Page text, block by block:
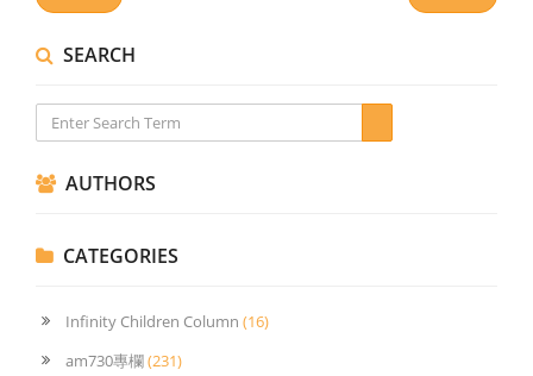
SEARCH
AUTHORS
CATEGORIES
Infinity Children Column (16)
am730專欄(231)